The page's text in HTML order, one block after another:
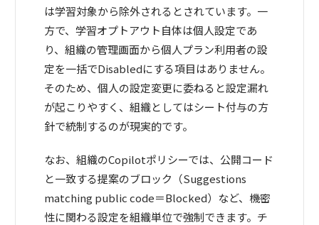
は学習対象から除外されるとされています。一
方で、学習オプトアウト自体は個人設定であ
り、組織の管理画面から個人プラン利用者の設
定を一括でDisabledにする項目はありません。
そのため、個人の設定変更に委ねると設定漏れ
が起こりやすく、組織としてはシート付与の方
針で統制するのが現実的です。
なお、組織のCopilotポリシーでは、公開コード
と一致する提案のブロック（Suggestions
matching public code＝Blocked）など、機密
性に関わる設定を組織単位で強制できます。チ